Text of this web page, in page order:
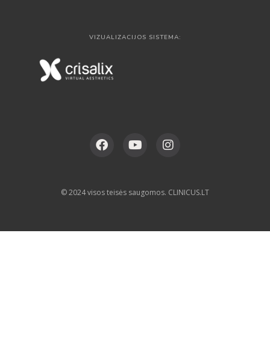
VIZUALIZACIJOS SISTEMA:
© 2024 visos teisės saugomos. CLINICUS.LT